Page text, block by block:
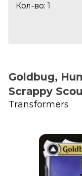
Кол-во: 1
Goldbug,
Scrappy
Transformers